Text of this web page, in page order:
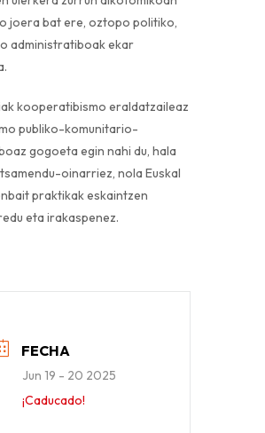
joera bat ere, oztopo politiko,
administratiboak ekar
kooperatibismo eraldatzaileaz
publiko-komunitario-
gogoeta egin nahi du, hala
oinarriez, nola Euskal
praktikak eskaintzen
eta irakaspenez.
FECHA
Jun 19 - 20 2025
¡Caducado!